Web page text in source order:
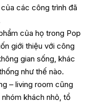
các công trình đã
của họ trong Pop
giới thiệu với công
gian sống, khác
như thế nào.
– living room cũng
khách nhỏ, tổ